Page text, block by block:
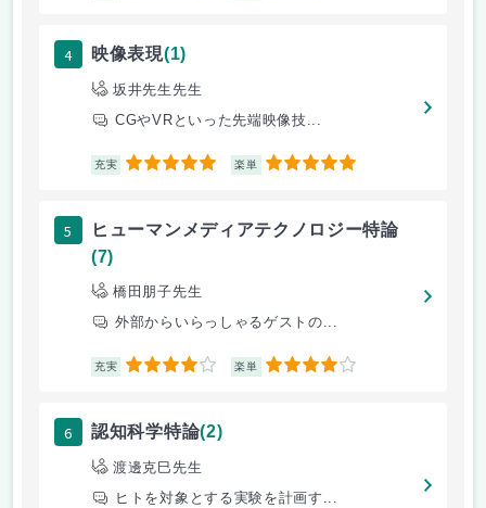
4 映像表現(1)
坂井先生先生
CGやVRといった先端映像技...
充実 5 楽単 5
5
ヒューマンメディアテクノロジー特論
(7)
橋田朋子先生
外部からいらっしゃるゲストの...
充実 4 楽単 4
6 認知科学特論(2)
渡邊克巳先生
ヒトを対象とする実験を計画す...